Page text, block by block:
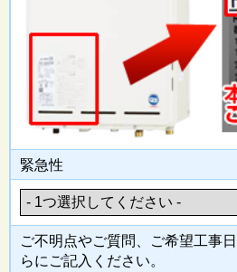
緊急性
ご不明点やご質問、ご希望工事日
らにご記入 ください。